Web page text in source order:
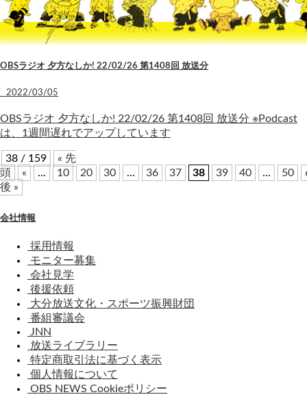
OBSラジオ 夕方なしか! 22/02/26 第1408回 放送分
2022/03/05
OBSラジオ 夕方なしか! 22/02/26 第1408回 放送分 ※Podcast
は、1週間遅れでアップしています
38 / 159
« 先
頭
« ... 10 20 30 ... 36 37 38 39 40 ... 50
後 »
会社情報
採用情報
モニター募集
会社見学
後援依頼
大分放送文化・スポーツ振興財団
番組審議会
JNN
放送ライブラリー
特定商取引法に基づく表示
個人情報について
OBS NEWS Cookieポリシー